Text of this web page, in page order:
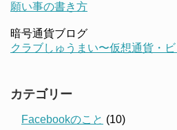
願い事の書き方
暗号通貨ブログ
クラブしゅうまい〜仮想通貨・
カテゴリー
Facebookのこと (10)